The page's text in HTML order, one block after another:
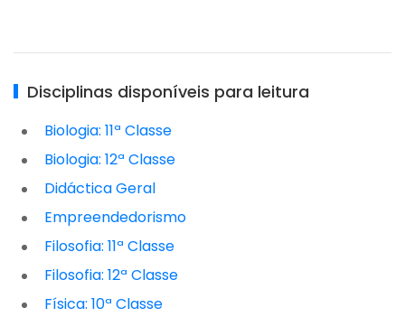
Disciplinas disponíveis para leitura
Biologia: 11ª Classe
Biologia: 12ª Classe
Didáctica Geral
Empreendedorismo
Filosofia: 11ª Classe
Filosofia: 12ª Classe
Física: 10ª Classe